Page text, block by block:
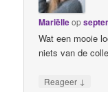
Mariëlleop
Wat een mooie
niets van de
Reageer ↓